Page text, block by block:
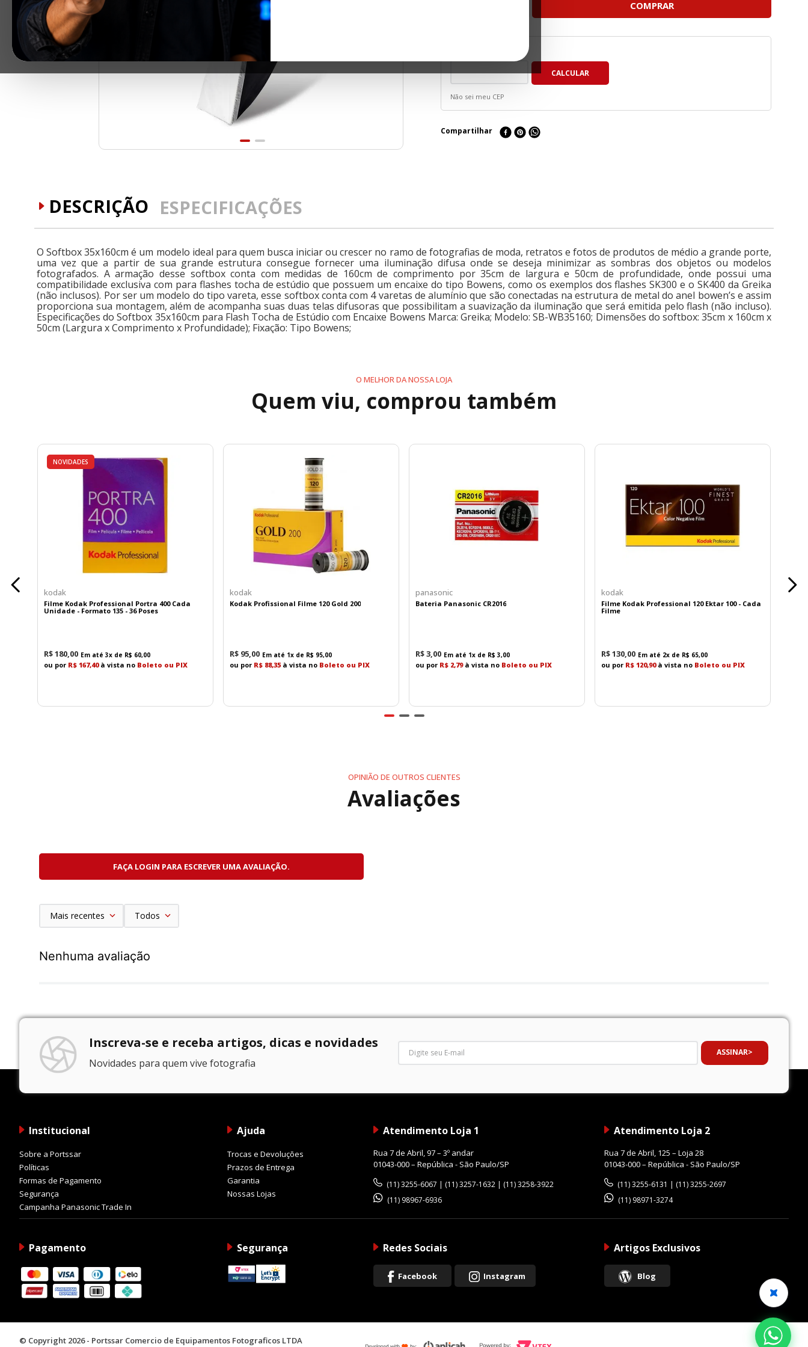
COMPRAR
Não sei meu CEP
Compartilhar
DESCRIÇÃO ESPECIFICAÇÕES
O Softbox 35x160cm é um modelo ideal para quem busca iniciar ou crescer no ramo de fotografias de moda, retratos e fotos de produtos de médio a grande porte,
uma vez que a partir de sua grande estrutura consegue fornecer uma iluminação difusa onde se deseja minimizar as sombras dos objetos ou modelos
fotografados. A armação desse softbox conta com medidas de 160cm de comprimento por 35cm de largura e 50cm de profundidade, onde possui uma
compatibilidade exclusiva com para flashes tocha de estúdio que possuem um encaixe do tipo Bowens, como os exemplos dos flashes SK300 e o SK400 da Greika
(não inclusos). Por ser um modelo do tipo vareta, esse softbox conta com 4 varetas de alumínio que são conectadas na estrutura de metal do anel bowen’s e assim
proporciona sua montagem, além de acompanha suas duas telas difusoras que possibilitam a suavização da iluminação que será emitida pelo flash (não incluso).
Especificações do Softbox 35x160cm para Flash Tocha de Estúdio com Encaixe Bowens Marca: Greika; Modelo: SB-WB35160; Dimensões do softbox: 35cm x 160cm x
50cm (Largura x Comprimento x Profundidade); Fixação: Tipo Bowens;
O MELHOR DA NOSSA LOJA
Quem viu, comprou também
NOVIDADES
kodak
Filme Kodak Professional Portra 400 Cada
Unidade - Formato 135 - 36 Poses
R$180 00 Em até3x de R$ 60,00
ou por R$ 167,40à vista no Boleto ou PIX
kodak
Kodak Profissional Filme 120 Gold 200
R$ 95 00 Em até 1x de R$ 95,00
ou por R$ 88,35 à vista no Boleto ou PIX
panasonic
Bateria Panasonic CR2016
R$3 00 Em até 1x de R$ 3,00
ou por R$ 2,79à vista no Boleto ou PIX
kodak
Filme Kodak Professional 120 Ektar 100 - Cada
Filme
R$130 00 Em até 2x de R$ 65,00
ou por R$ 120,90à vista no Boleto ou PIX
OPINIÃO DE OUTROS CLIENTES
Avaliações
FAÇA LOGIN PARA ESCREVER UMA AVALIAÇÃO.
Mais recentes Todos
Nenhuma avaliação
Inscreva-se e receba artigos, dicas e novidades
Novidades para quem vive fotografia
ASSINAR
Institucional
Sobre a Portssar
Políticas
Formas de Pagamento
Segurança
Campanha Panasonic Trade In
Ajuda
Trocas e Devoluções
Prazos de Entrega
Garantia
Nossas Lojas
Atendimento Loja 1
Rua 7 de Abril, 97 – 3º andar
01043-000 – República - São Paulo/SP
(11) 3255-6067 | (11) 3257-1632 | (11) 3258-3922
(11) 98967-6936
Atendimento Loja 2
Rua 7 de Abril, 125 – Loja 28
01043-000 – República - São Paulo/SP
(11) 3255-6131 | (11) 3255-2697
(11) 98971-3274
Pagamento Segurança Redes Sociais
Facebook Instagram
Artigos Exclusivos
Blog
© Copyright 2026 - Portssar Comercio de Equipamentos Fotograficos LTDA